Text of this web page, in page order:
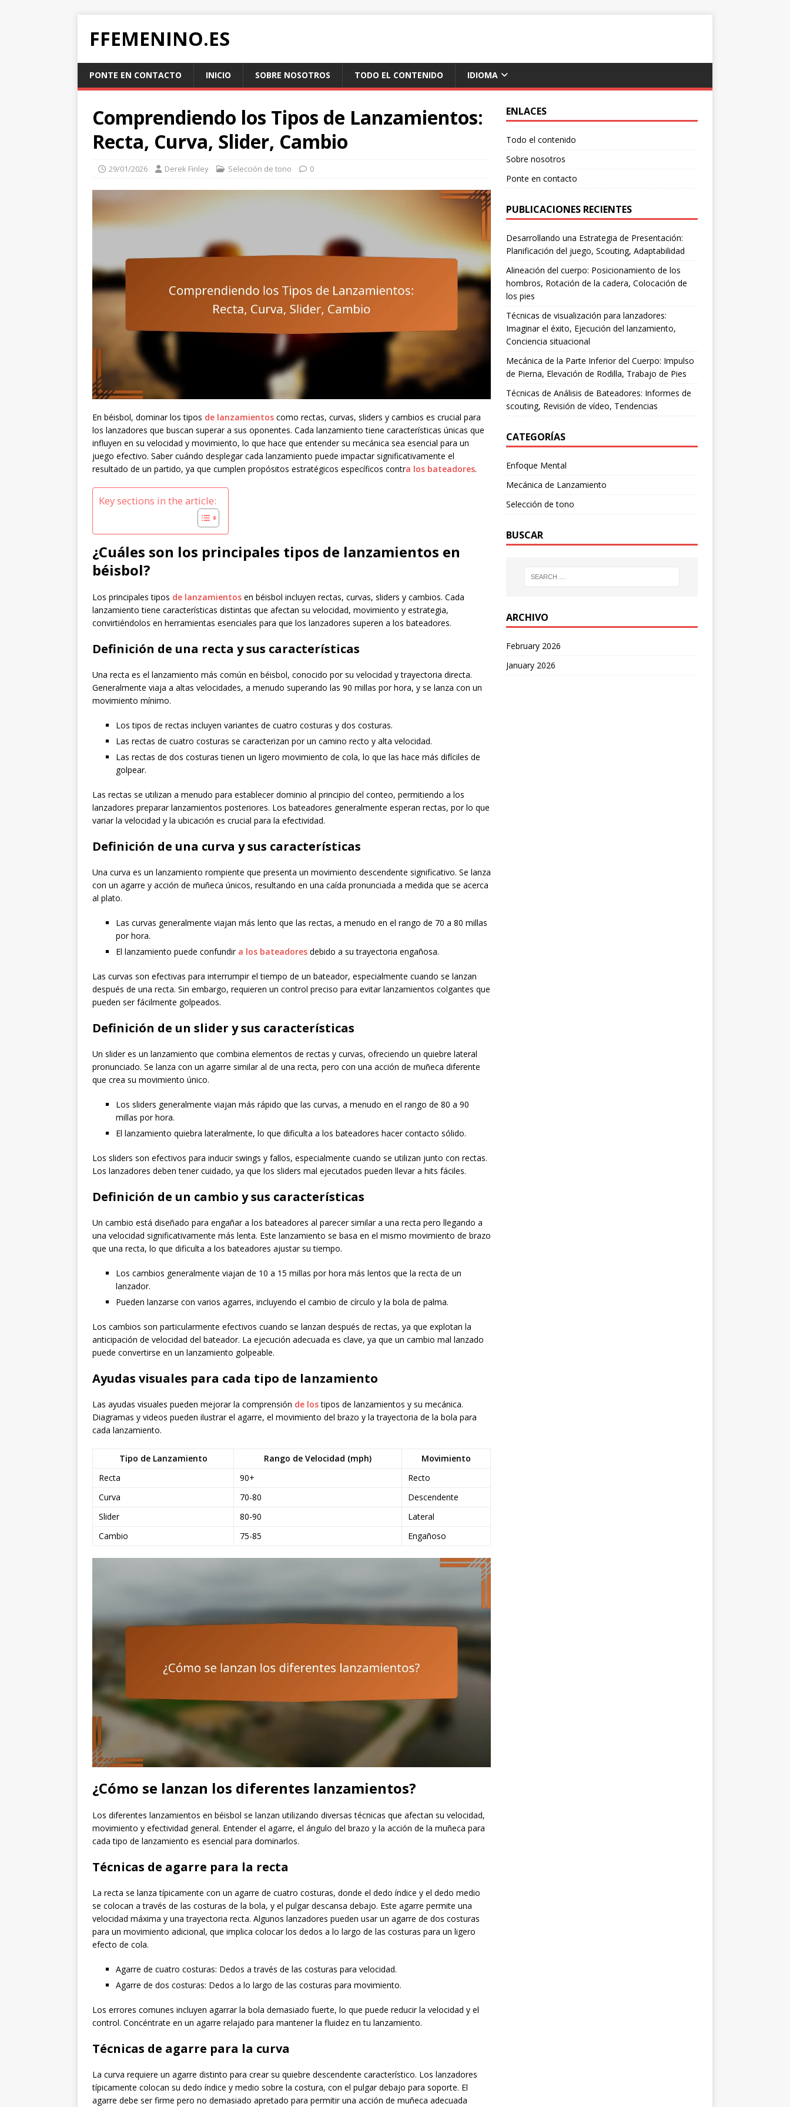
FFEMENINO.ES
PONTE EN CONTACTO INICIO SOBRE NOSOTROS TODO EL CONTENIDO IDIOMA
Comprendiendo los Tipos de Lanzamientos:
Recta, Curva, Slider, Cambio
29/01/2026 Derek Finley Selección de tono 0
En béisbol, dominar los tipos de lanzamientos como rectas, curvas, sliders y cambios es crucial para
los lanzadores que buscan superar a sus oponentes. Cada lanzamiento tiene características únicas que
influyen en su velocidad y movimiento, lo que hace que entender su mecánica sea esencial para un
juego efectivo. Saber cuándo desplegar cada lanzamiento puede impactar significativamente el
resultado de un partido, ya que cumplen propósitos estratégicos específicos contra los bateadores.
Key sections in the article:
¿Cuáles son los principales tipos de lanzamientos en
béisbol?
Los principales tipos de lanzamientos en béisbol incluyen rectas, curvas, sliders y cambios. Cada
lanzamiento tiene características distintas que afectan su velocidad, movimiento y estrategia,
convirtiéndolos en herramientas esenciales para que los lanzadores superen a los bateadores.
Definición de una recta y sus características
Una recta es el lanzamiento más común en béisbol, conocido por su velocidad y trayectoria directa.
Generalmente viaja a altas velocidades, a menudo superando las 90 millas por hora, y se lanza con un
movimiento mínimo.
Los tipos de rectas incluyen variantes de cuatro costuras y dos costuras.
Las rectas de cuatro costuras se caracterizan por un camino recto y alta velocidad.
Las rectas de dos costuras tienen un ligero movimiento de cola, lo que las hace más difíciles de
golpear.
Las rectas se utilizan a menudo para establecer dominio al principio del conteo, permitiendo a los
lanzadores preparar lanzamientos posteriores. Los bateadores generalmente esperan rectas, por lo que
variar la velocidad y la ubicación es crucial para la efectividad.
Definición de una curva y sus características
Una curva es un lanzamiento rompiente que presenta un movimiento descendente significativo. Se lanza
con un agarre y acción de muñeca únicos, resultando en una caída pronunciada a medida que se acerca
al plato.
Las curvas generalmente viajan más lento que las rectas, a menudo en el rango de 70 a 80 millas
por hora.
El lanzamiento puede confundir a los bateadores debido a su trayectoria engañosa.
Las curvas son efectivas para interrumpir el tiempo de un bateador, especialmente cuando se lanzan
después de una recta. Sin embargo, requieren un control preciso para evitar lanzamientos colgantes que
pueden ser fácilmente golpeados.
Definición de un slider y sus características
Un slider es un lanzamiento que combina elementos de rectas y curvas, ofreciendo un quiebre lateral
pronunciado. Se lanza con un agarre similar al de una recta, pero con una acción de muñeca diferente
que crea su movimiento único.
Los sliders generalmente viajan más rápido que las curvas, a menudo en el rango de 80 a 90
millas por hora.
El lanzamiento quiebra lateralmente, lo que dificulta a los bateadores hacer contacto sólido.
Los sliders son efectivos para inducir swings y fallos, especialmente cuando se utilizan junto con rectas.
Los lanzadores deben tener cuidado, ya que los sliders mal ejecutados pueden llevar a hits fáciles.
Definición de un cambio y sus características
Un cambio está diseñado para engañar a los bateadores al parecer similar a una recta pero llegando a
una velocidad significativamente más lenta. Este lanzamiento se basa en el mismo movimiento de brazo
que una recta, lo que dificulta a los bateadores ajustar su tiempo.
Los cambios generalmente viajan de 10 a 15 millas por hora más lentos que la recta de un
lanzador.
Pueden lanzarse con varios agarres, incluyendo el cambio de círculo y la bola de palma.
Los cambios son particularmente efectivos cuando se lanzan después de rectas, ya que explotan la
anticipación de velocidad del bateador. La ejecución adecuada es clave, ya que un cambio mal lanzado
puede convertirse en un lanzamiento golpeable.
Ayudas visuales para cada tipo de lanzamiento
Las ayudas visuales pueden mejorar la comprensión de lostipos de lanzamientos y su mecánica.
Diagramas y videos pueden ilustrar el agarre, el movimiento del brazo y la trayectoria de la bola para
cada lanzamiento.
Tipo de Lanzamiento Rango de Velocidad (mph)
Movimiento
Recta
90+
Recto
Curva
70-80
Descendente
Slider
80-90
Lateral
Cambio
75-85 Engañoso
¿Cómo se lanzan los diferentes lanzamientos?
Los diferentes lanzamientos en béisbol se lanzan utilizando diversas técnicas que afectan su velocidad,
movimiento y efectividad general. Entender el agarre, el ángulo del brazo y la acción de la muñeca para
cada tipo de lanzamiento es esencial para dominarlos.
Técnicas de agarre para la recta
La recta se lanza típicamente con un agarre de cuatro costuras, donde el dedo índice y el dedo medio
se colocan a través de las costuras de la bola, y el pulgar descansa debajo. Este agarre permite una
velocidad máxima y una trayectoria recta. Algunos lanzadores pueden usar un agarre de dos costuras
para un movimiento adicional, que implica colocar los dedos a lo largo de las costuras para un ligero
efecto de cola.
Agarre de cuatro costuras: Dedos a través de las costuras para velocidad.
Agarre de dos costuras: Dedos a lo largo de las costuras para movimiento.
Los errores comunes incluyen agarrar la bola demasiado fuerte, lo que puede reducir la velocidad y el
control. Concéntrate en un agarre relajado para mantener la fluidez en tu lanzamiento.
Técnicas de agarre para la curva
La curva requiere un agarre distinto para crear su quiebre descendente característico. Los lanzadores
típicamente colocan su dedo índice y medio sobre la costura, con el pulgar debajo para soporte. El
agarre debe ser firme pero no demasiado apretado para permitir una acción de muñeca adecuada
ENLACES
Todo el contenido
Sobre nosotros
Ponte en contacto
PUBLICACIONES RECIENTES
Desarrollando una Estrategia de Presentación:
Planificación del juego, Scouting, Adaptabilidad
Alineación del cuerpo: Posicionamiento de los
hombros, Rotación de la cadera, Colocación de
los pies
Técnicas de visualización para lanzadores:
Imaginar el éxito, Ejecución del lanzamiento,
Conciencia situacional
Mecánica de la Parte Inferior del Cuerpo: Impulso
de Pierna, Elevación de Rodilla, Trabajo de Pies
Técnicas de Análisis de Bateadores: Informes de
scouting, Revisión de vídeo, Tendencias
CATEGORÍAS
Enfoque Mental
Mecánica de Lanzamiento
Selección de tono
BUSCAR
ARCHIVO
February 2026
January 2026